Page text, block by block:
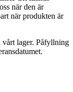
när den är
när produkten är
vårt lager. Påfyllning